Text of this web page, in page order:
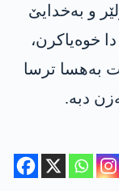
و به‌خدایێ
خوه‌یاكرن،
به‌هسا ترسا
دبه‌.